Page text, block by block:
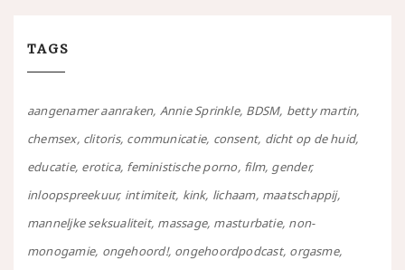
TAGS
aangenamer aanraken Annie Sprinkle BDSM betty martin
chemsex clitoris communicatie consent dicht op de huid
educatie erotica feministische porno film gender
inloopspreekuur intimiteit kink lichaam maatschappij
manneljke seksualiteit massage masturbatie non-
monogamie ongehoord! ongehoordpodcast orgasme